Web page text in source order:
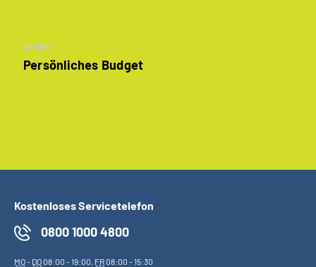
Artikel
Persönliches Budget
Kostenloses Servicetelefon
0800 1000 4800
MO- DO08:00 - 19:00, FR08:00 - 15:30